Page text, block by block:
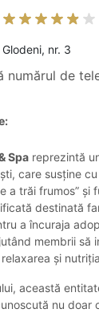
nr. 3
numărul de
Spa reprezintă
care susține
a trăi frumos” și
destinată
a încuraja
membrii să
și
această
nu doar